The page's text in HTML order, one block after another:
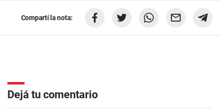
Compartí la nota:
Dejá tu comentario